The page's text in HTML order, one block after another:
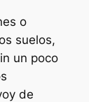
o
suelos,
un poco
de